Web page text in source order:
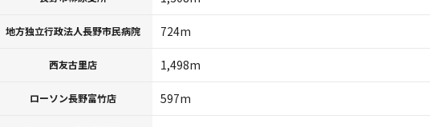
地方独立行政法人長野市民病院 724m
西友古里店 1,498m
ローソン長野富竹店 597m